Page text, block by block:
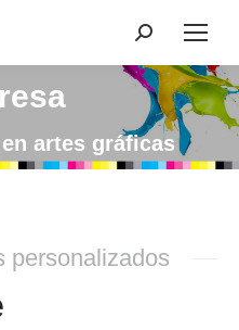
Buscar:
artes gráficas
personalizados